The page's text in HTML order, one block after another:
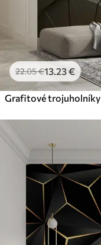
22.05€13.23€
Grafitové trojuholníky